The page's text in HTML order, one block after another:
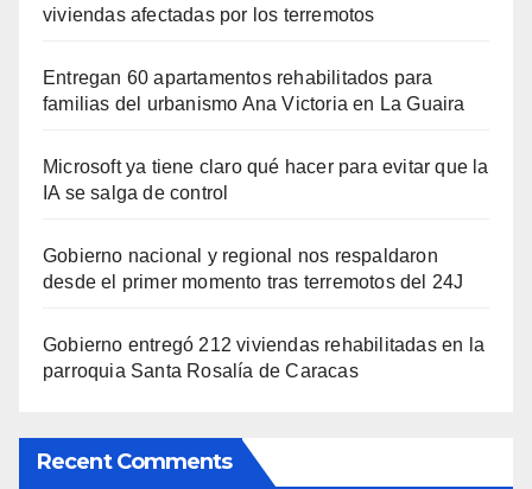
viviendas afectadas por los terremotos
Entregan 60 apartamentos rehabilitados para
familias del urbanismo Ana Victoria en La Guaira
Microsoft ya tiene claro qué hacer para evitar que la
IA se salga de control
Gobierno nacional y regional nos respaldaron
desde el primer momento tras terremotos del 24J
Gobierno entregó 212 viviendas rehabilitadas en la
parroquia Santa Rosalía de Caracas
Recent Comments